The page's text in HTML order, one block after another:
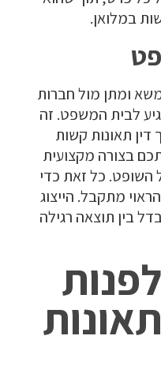
במלואן.
ומתן מול חברות
לבית המשפט. זה
דין תאונות קשות
בצורה מקצועית
השופט. כל זאת כדי
מתקבל. הייצוג
בין תוצאה רגילה